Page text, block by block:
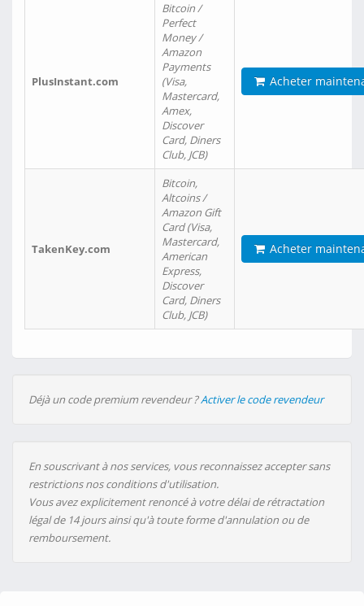
PlusInstant.com
Bitcoin /
Perfect
Money /
Amazon
Payments
(Visa,
Mastercard,
Amex,
Discover
Card, Diners
Club, JCB)
Acheter
TakenKey.com
Bitcoin,
Altcoins /
Amazon Gift
Card (Visa,
Mastercard,
American
Express,
Discover
Card, Diners
Club, JCB)
Acheter
Déjà un code premium revendeur ?Activer le code revendeur
En souscrivant à nos services, vous reconnaissez accepter sans
restrictions nos conditions d'utilisation.
Vous avez explicitement renoncé à votre délai de rétractation
légal de 14 jours ainsi qu'à toute forme d'annulation ou de
remboursement.